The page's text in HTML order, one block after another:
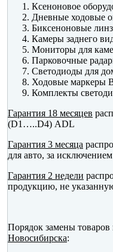
Ксеноновое
Дневные ходовые
Биксеноновые
Камеры заднего
Мониторы для
Парковочные
Светодиоды для
Ходовые маркеры
Комплекты
Гарантия 18 месяцев
(D1…..D4) ADL
Гарантия 3 месяца
для авто, за
Гарантия 2 недели
продукцию, не
Порядок замены товаров
Новосибирска: